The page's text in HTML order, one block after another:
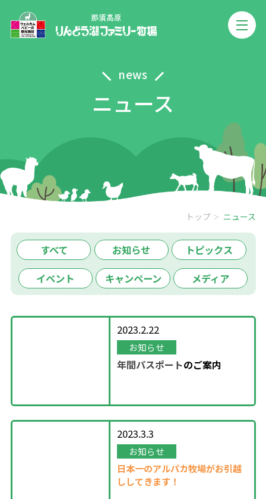
news
ニュース
トップ ニュース
すべて お知らせ トピックス
イベント キャンペーン メディア
2023.2.22
お知らせ
年間パスポートのご案内
2023.3.3
お知らせ
日本一のアルパカ牧場がお引越
ししてきます！